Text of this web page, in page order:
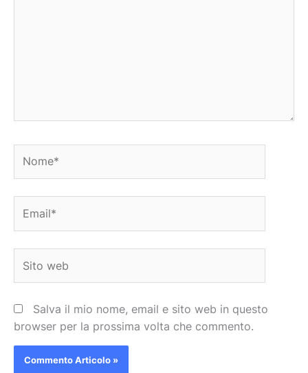
web
Salva il mio nome, email e sito web in questo
browser per la prossima volta che commento.